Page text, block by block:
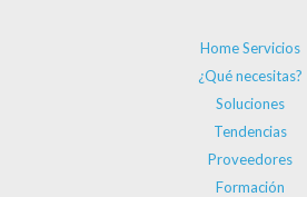
Home Servicios
¿Qué necesitas?
Soluciones
Tendencias
Proveedores
Formación